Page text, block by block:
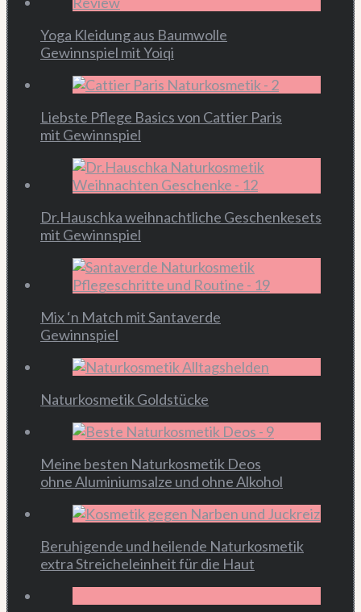
Yoga Kleidung aus Baumwolle
Gewinnspiel mit Yoiqi
Liebste Pflege Basics von Cattier Paris
mit Gewinnspiel
Dr.Hauschka weihnachtliche Geschenkesets
mit Gewinnspiel
Mix ‘n Match mit Santaverde
Gewinnspiel
Naturkosmetik Goldstücke
Meine besten Naturkosmetik Deos
ohne Aluminiumsalze und ohne Alkohol
Beruhigende und heilende Naturkosmetik
extra Streicheleinheit für die Haut